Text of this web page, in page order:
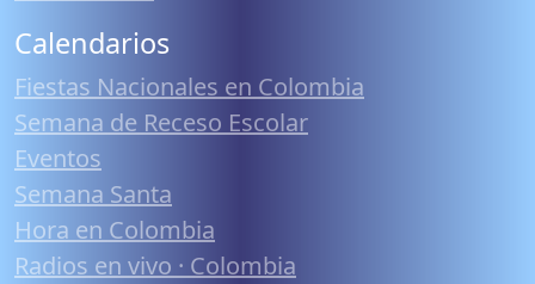
Calendarios
Fiestas Nacionales en Colombia
Semana de Receso Escolar
Eventos
Semana Santa
Hora en Colombia
Radios en vivo · Colombia